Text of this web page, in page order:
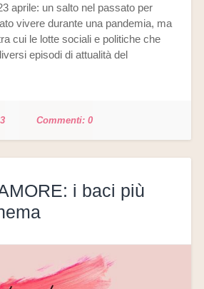
aprile: un salto nel passato per
vivere durante una pandemia, ma
cui le lotte sociali e politiche che
episodi di attualità del
0
i baci più